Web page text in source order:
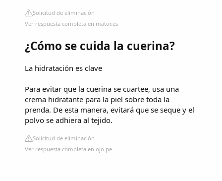
Solicitud de eliminación
Ver respuesta completa en mator.es
¿Cómo se cuida la cuerina?
La hidratación es clave
Para evitar que la cuerina se cuartee, usa una
crema hidratante para la piel sobre toda la
prenda. De esta manera, evitará que se seque y el
polvo se adhiera al tejido.
Solicitud de eliminación
Ver respuesta completa en ojo.pe